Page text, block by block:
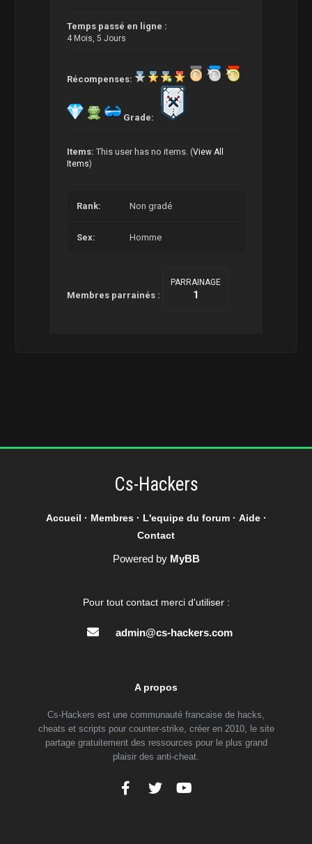
Temps passé en ligne :
4 Mois, 5 Jours
Récompenses:
Grade:
Items: This user has no items. (View All
Items)
Rank: Non gradé
Sex: Homme
Membres parrainés :
PARRAINAGE
1
Cs-Hackers
Accueil · Membres· L'equipe du forum· Aide·
Contact
Powered by MyBB
Pour tout contact merci d'utiliser :
admin@cs-hackers.com
A propos
Cs-Hackers est une communauté francaise de hacks,
cheats et scripts pour counter-strike, créer en 2010, le site
partage gratuitement des ressources pour le plus grand
plaisir des anti-cheat.